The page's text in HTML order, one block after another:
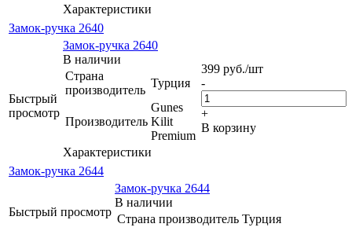
Характеристики
Замок-ручка 2640
Быстрый
просмотр
Замок-ручка 2640
В наличии
Страна
производитель
Турция
Производитель
Gunes
Kilit
Premium
Характеристики
399 руб./шт
-
+
В корзину
Замок-ручка 2644
Быстрый просмотр
Замок-ручка 2644
В наличии
Страна производитель Турция